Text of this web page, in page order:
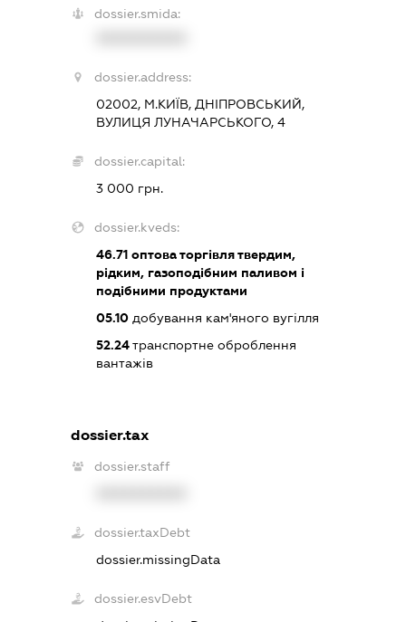
dossier.smida:
dossier.address:
02002, М.КИЇВ, ДНІПРОВСЬКИЙ,
ВУЛИЦЯ ЛУНАЧАРСЬКОГО, 4
dossier.capital:
3 000 грн.
dossier.kveds:
46.71 оптова торгівля твердим,
рідким, газоподібним паливом і
подібними продуктами
05.10 добування кам'яного вугілля
52.24транспортне оброблення
вантажів
dossier.tax
dossier.staff
dossier.taxDebt
dossier.missingData
dossier.esvDebt